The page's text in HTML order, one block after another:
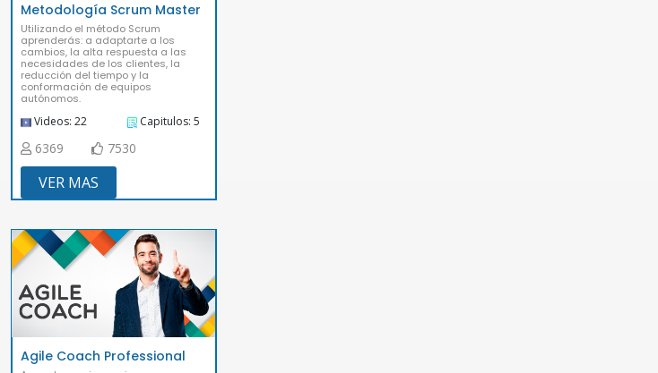
Metodología Scrum Master
Utilizando el método Scrum
aprenderás: a adaptarte a los
cambios, la alta respuesta a las
necesidades de los clientes, la
reducción del tiempo y la
conformación de equipos
autónomos.
Videos: 22 Capitulos: 5
6369 7530
VER MAS
Agile Coach Professional